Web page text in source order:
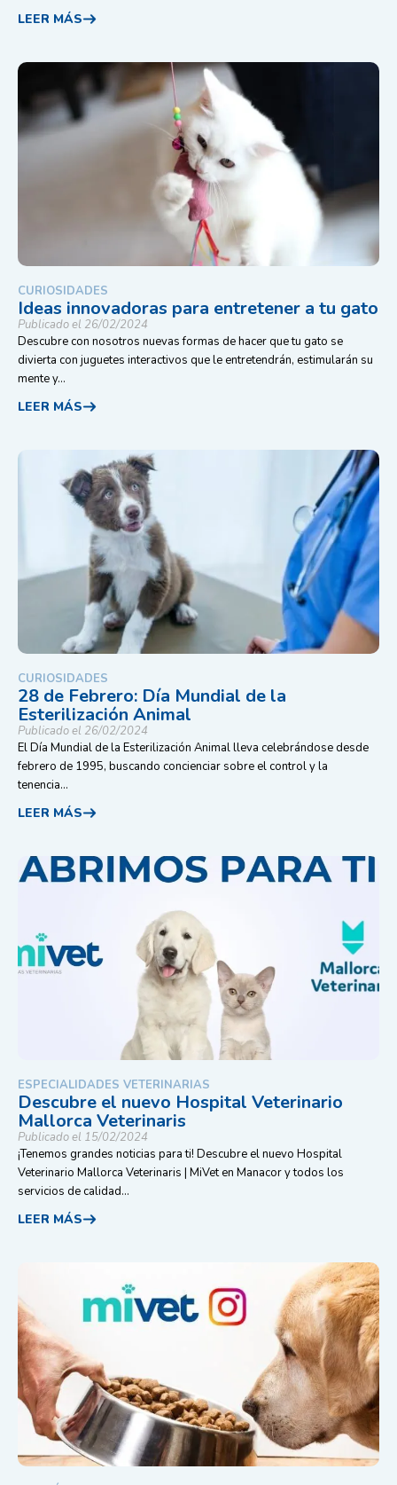
LEER MÁS
CURIOSIDADES
Ideas innovadoras para entretener a tu gato
Publicado el 26/02/2024
Descubre con nosotros nuevas formas de hacer que tu gato se
divierta con juguetes interactivos que le entretendrán, estimularán su
mente y...
LEER MÁS
CURIOSIDADES
28 de Febrero: Día Mundial de la
Esterilización Animal
Publicado el 26/02/2024
El Día Mundial de la Esterilización Animal lleva celebrándose desde
febrero de 1995, buscando concienciar sobre el control y la
tenencia...
LEER MÁS
ESPECIALIDADES VETERINARIAS
Descubre el nuevo Hospital Veterinario
Mallorca Veterinaris
Publicado el 15/02/2024
¡Tenemos grandes noticias para ti! Descubre el nuevo Hospital
Veterinario Mallorca Veterinaris | MiVet en Manacor y todos los
servicios de calidad...
LEER MÁS